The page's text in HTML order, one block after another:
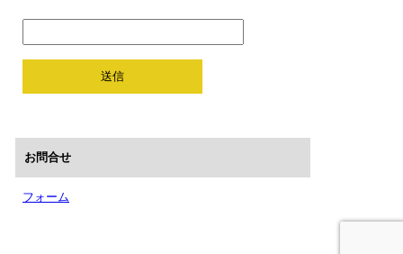
お問合せ
フォーム